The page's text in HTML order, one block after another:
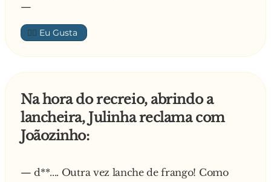
—
👍🏼
Na hora do recreio, abrindo a
lancheira, Julinha reclama com
Joãozinho:
— d**.... Outra vez lanche de frango! Como